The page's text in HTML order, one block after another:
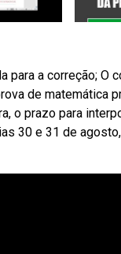
para a correção; O
de matemática
o prazo para
30 e 31 de